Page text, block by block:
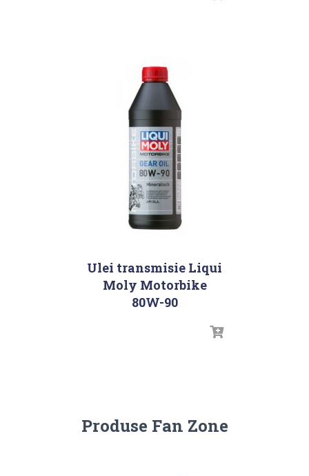
Ulei transmisie Liqui
Moly Motorbike
80W-90
Produse Fan Zone